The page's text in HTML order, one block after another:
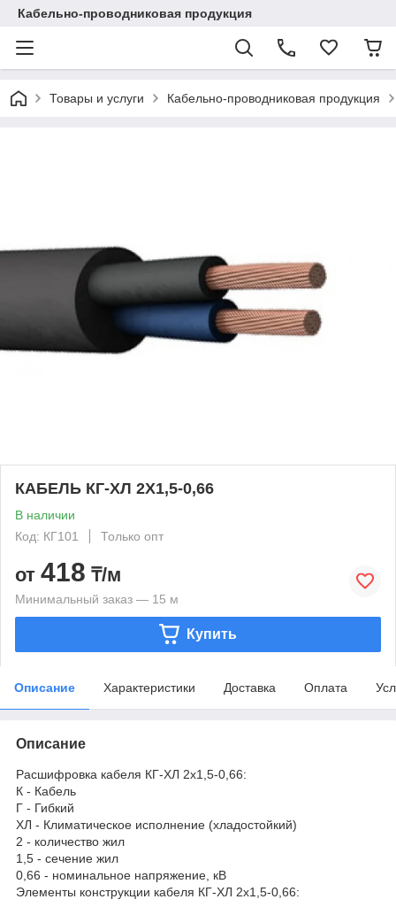
Кабельно-проводниковая продукция
Товары и услуги Кабельно-проводниковая продукция
КАБЕЛЬ КГ-ХЛ 2Х1,5-0,66
В наличии
Код: КГ101
Только опт
от 418 ₸/м
Минимальный заказ — 15 м
Купить
Описание Характеристики Доставка Оплата
Описание
Расшифровка кабеля КГ-ХЛ 2х1,5-0,66:
К - Кабель
Г - Гибкий
ХЛ - Климатическое исполнение (хладостойкий)
2 - количество жил
1,5 - сечение жил
0,66 - номинальное напряжение, кВ
Элементы конструкции кабеля КГ-ХЛ 2х1,5-0,66: